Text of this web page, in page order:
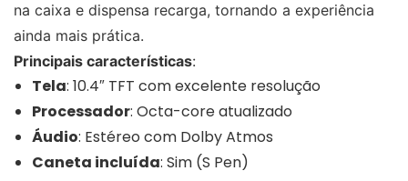
na caixa e dispensa recarga, tornando a experiência
ainda mais prática.
Principais características:
Tela: 10.4″ TFT com excelente resolução
Processador: Octa-core atualizado
Áudio: Estéreo com Dolby Atmos
Caneta incluída: Sim (S Pen)